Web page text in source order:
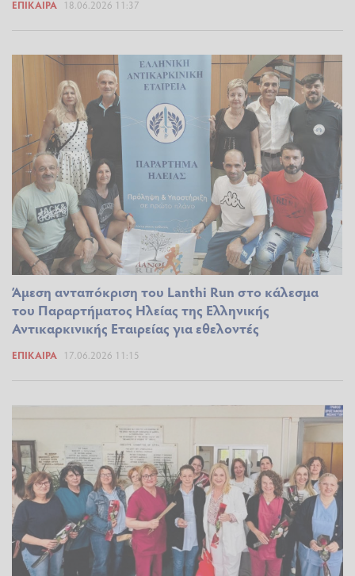
ΕΠΊΚΑΙΡΑ 18.06.2026 11:37
Άμεση ανταπόκριση του Lanthi Run στο κάλεσμα
του Παραρτήματος Ηλείας της Ελληνικής
Αντικαρκινικής Εταιρείας για εθελοντές
ΕΠΊΚΑΙΡΑ 17.06.2026 11:15